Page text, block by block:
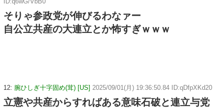
そりゃ参政党が伸びるわなァー
自公立共産の大連立とか怖すぎｗｗｗ
12: 腕ひしぎ十字固め(茸) [US] 2025/09/01(月) 19:36:50.84 ID:qDfpXKd20
立憲や共産からすればある意味石破と連立与党